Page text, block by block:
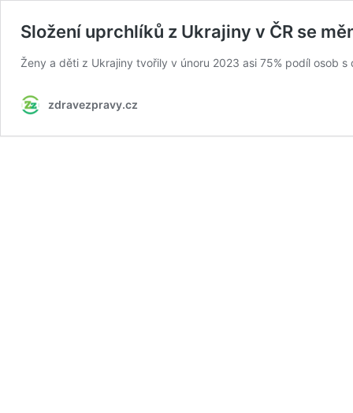
Složení uprchlíků z Ukrajiny v ČR se
Ženy a děti z Ukrajiny tvořily v únoru 2023 asi 75% podíl osob
zdravezpravy.cz